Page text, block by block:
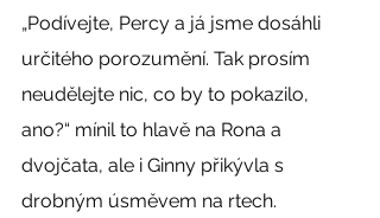
„Podívejte, Percy a já jsme dosáhli
určitého porozumění. Tak prosím
neudělejte nic, co by to pokazilo,
ano?“ mínil to hlavě na Rona a
dvojčata, ale i Ginny přikývla s
drobným úsměvem na rtech.